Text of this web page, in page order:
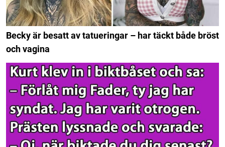
Becky är besatt av tatueringar – har täckt både bröst
och vagina